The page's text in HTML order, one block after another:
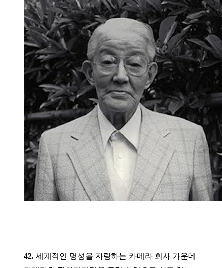
42. 세계적인 명성을 자랑하는 카메라 회사 가운데